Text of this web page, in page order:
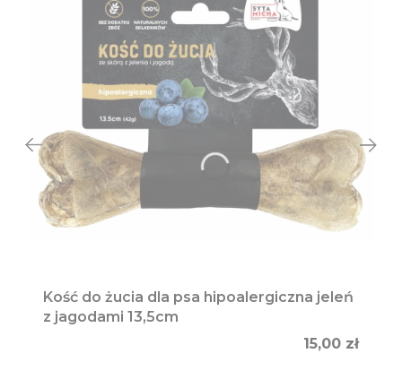
Kość do żucia dla psa hipoalergiczna jeleń
z jagodami 13,5cm
Cena
15,00 zł